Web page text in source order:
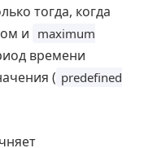
тогда, когда
и maximum
времени
( predefined